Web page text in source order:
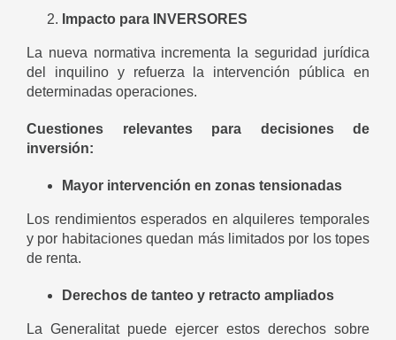
Impacto para INVERSORES
La nueva normativa incrementa la seguridad jurídica
del inquilino y refuerza la intervención pública en
determinadas operaciones.
Cuestiones relevantes para decisiones de
inversión:
Mayor intervención en zonas tensionadas
Los rendimientos esperados en alquileres temporales
y por habitaciones quedan más limitados por los topes
de renta.
Derechos de tanteo y retracto ampliados
La Generalitat puede ejercer estos derechos sobre